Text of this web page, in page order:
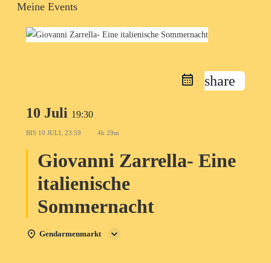
Meine Events
share
10 Juli 19:30
BIS 10 JULI, 23:59 4h 29m
Giovanni Zarrella- Eine
italienische
Sommernacht
Gendarmenmarkt